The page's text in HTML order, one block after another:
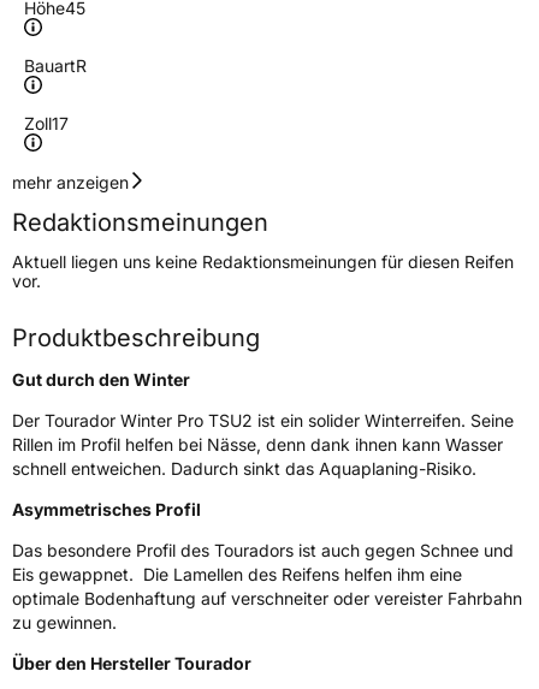
Höhe45
BauartR
Zoll17
Geschwindigkeitsindex
Höchstgeschwindigkeit
240 km/h
Lastindex94
Höchstlast670 kg
Gewicht (in kg) 10 kg
Generelle Merkmale
FahrzeugtypPKW
VerwendungWinterreifen
FahrzeugartPKW & SUV
mehr anzeigen
Redaktionsmeinungen
Aktuell liegen uns keine Redaktionsmeinungen für diesen Reifen
vor.
Produktbeschreibung
Gut durch den Winter
Der Tourador Winter Pro TSU2 ist ein solider Winterreifen. Seine
Rillen im Profil helfen bei Nässe, denn dank ihnen kann Wasser
schnell entweichen. Dadurch sinkt das Aquaplaning-Risiko.
Asymmetrisches Profil
Das besondere Profil des Touradors ist auch gegen Schnee und
Eis gewappnet. Die Lamellen des Reifens helfen ihm eine
optimale Bodenhaftung auf verschneiter oder vereister Fahrbahn
zu gewinnen.
Über den Hersteller Tourador